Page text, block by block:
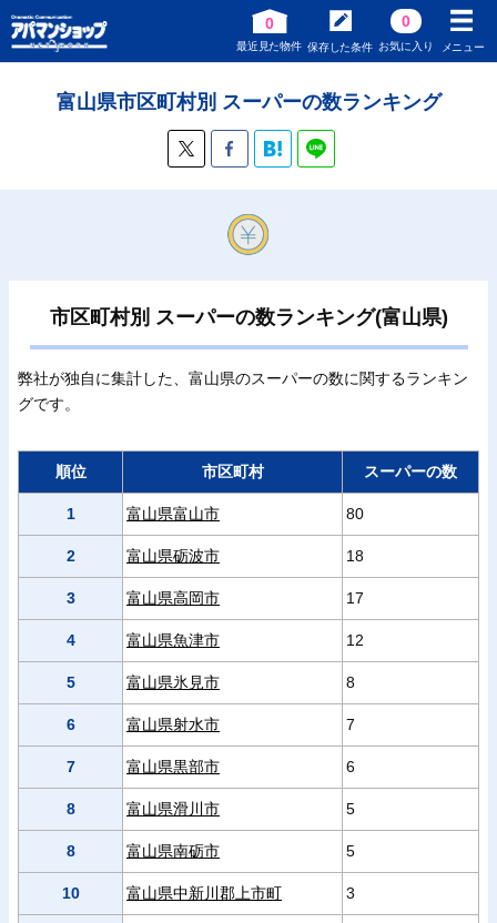
0
最近見た物件 保存した条件
0
お気に入り メニュー
富山県市区町村別 スーパーの数ランキング
市区町村別 スーパーの数ランキング(富山県)
弊社が独自に集計した、富山県のスーパーの数に関するランキン
グです。
順位 市区町村 スーパーの数
1 富山県富山市 80
2 富山県砺波市 18
3 富山県高岡市 17
4 富山県魚津市 12
5 富山県氷見市 8
6 富山県射水市 7
7 富山県黒部市 6
8 富山県滑川市 5
8 富山県南砺市 5
10 富山県中新川郡上市町 3